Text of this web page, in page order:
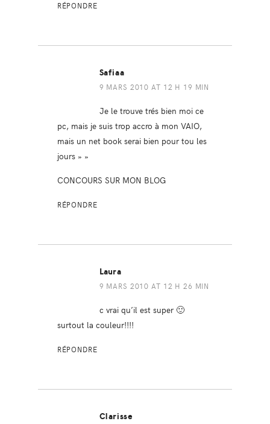
RÉPONDRE
Safiaa
9 MARS 2010 AT 12 H 19 MIN
Je le trouve trés bien moi ce
pc, mais je suis trop accro à mon VAIO,
mais un net book serai bien pour tou les
jours » »
CONCOURS SUR MON BLOG
RÉPONDRE
Laura
9 MARS 2010 AT 12 H 26 MIN
c vrai qu’il est super 🙂
surtout la couleur!!!!
RÉPONDRE
Clarisse